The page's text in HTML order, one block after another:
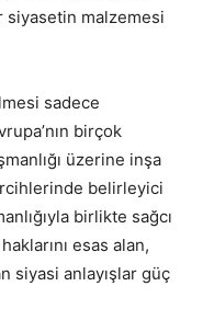
siyasetin malzemesi
sadece
birçok
üzerine inşa
belirleyici
birlikte sağcı
esas alan,
siyasi anlayışlar güç